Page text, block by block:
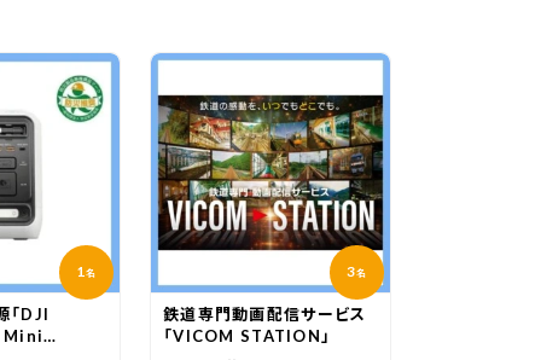
1名
「DJI
Mini
3名
鉄道専門動画配信サービス
「VICOM STATION」